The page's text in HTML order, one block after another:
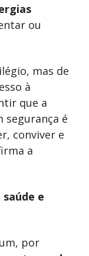
ou
mas de
à
que a
segurança é
conviver e
a
e
por